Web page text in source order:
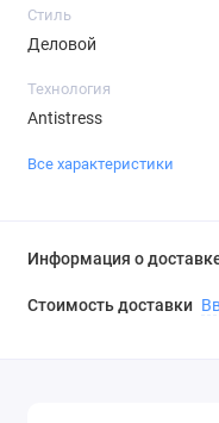
Стиль
Деловой
Технология
Antistress
Все характеристики
Информация о
Стоимость доставки